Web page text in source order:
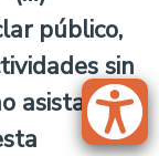
público,
sin
asista